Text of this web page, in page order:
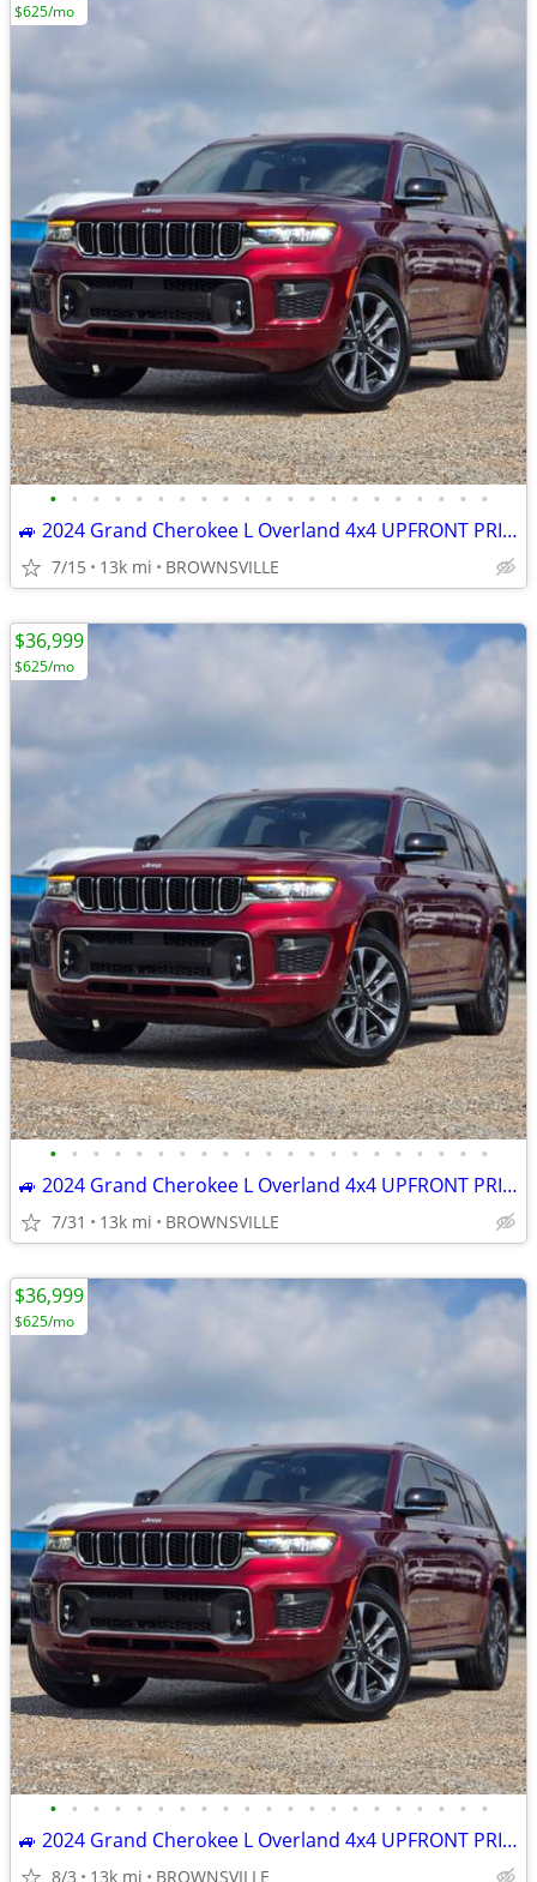
• • • • • • • • • • • • • • • • • • • • •
🚙 2024 Grand Cherokee L Overland 4x4 UPFRONT PRICE/No Hidden Fees
7/15 13k mi BROWNSVILLE
$625/mo
• • • • • • • • • • • • • • • • • • • • •
🚙 2024 Grand Cherokee L Overland 4x4 UPFRONT PRICE/No Hidden Fees
7/31 13k mi BROWNSVILLE
$36,999
$625/mo
• • • • • • • • • • • • • • • • • • • • •
🚙 2024 Grand Cherokee L Overland 4x4 UPFRONT PRICE/No Hidden Fees
8/3 13k mi BROWNSVILLE
$36,999
$625/mo